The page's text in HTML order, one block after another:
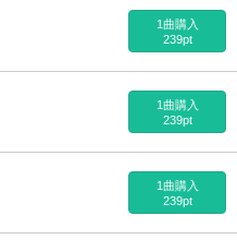
1曲購入
239pt
1曲購入
239pt
1曲購入
239pt